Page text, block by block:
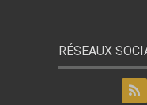
RÉSEAUX